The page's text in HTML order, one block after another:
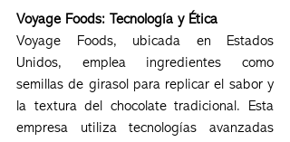
Voyage Foods: Tecnología y Ética
Voyage Foods, ubicada en Estados
Unidos, emplea ingredientes como
semillas de girasol para replicar el sabor y
la textura del chocolate tradicional. Esta
empresa utiliza tecnologías avanzadas